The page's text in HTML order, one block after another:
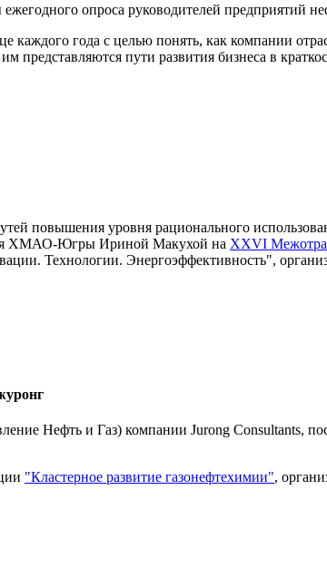
ежегодного опроса руководителей предприятий
каждого года с целью понять, как компании
представляются пути развития бизнеса в
повышения уровня рационального
ХМАО-Югры Ириной Макухой на XXVI
Технологии. Энергоэффективность",
Нефть и Газ) компании Jurong Consultants,
"Кластерное развитие газонефтехимии",